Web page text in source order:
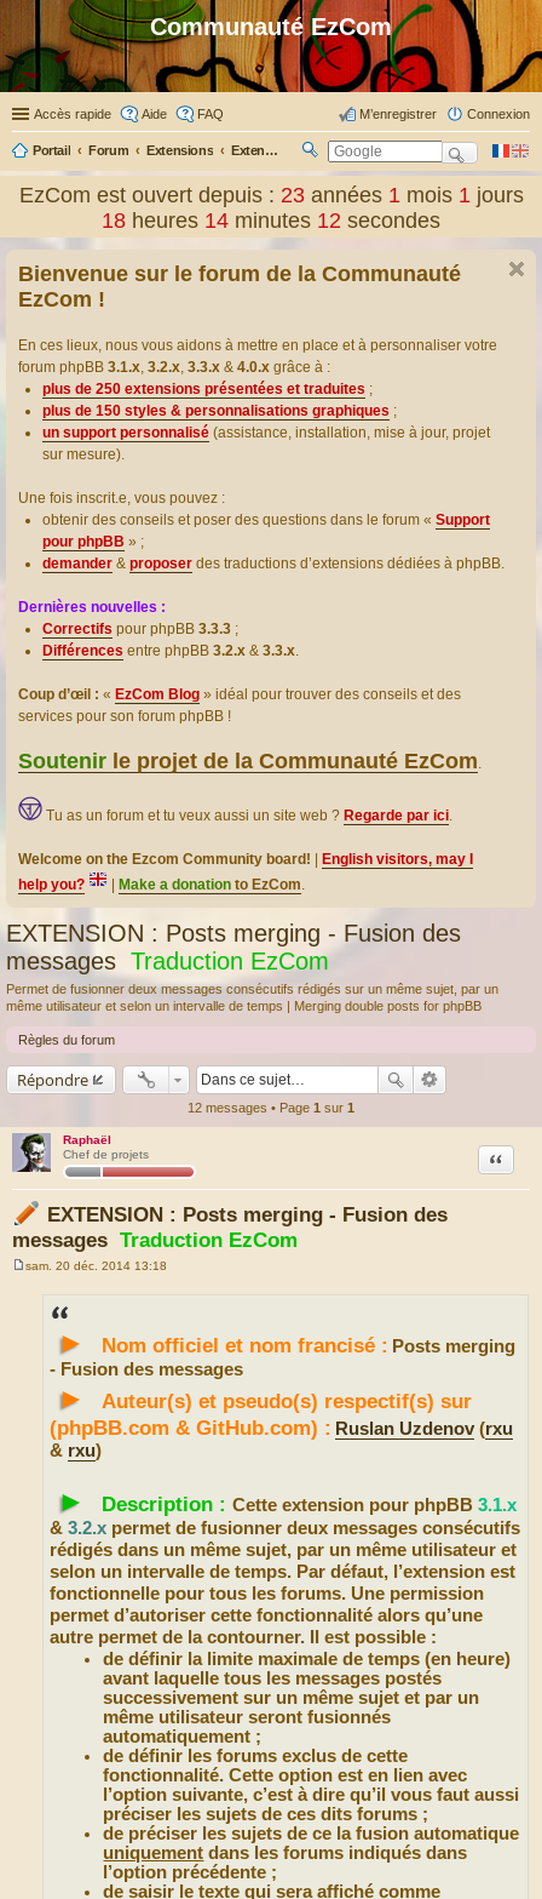
Communauté EzCom
Accès rapide Aide FAQ Connexion
M’enregistrer
Portail Forum Extensions Extensions présentées & traduites
ec
ch
er
EzCom est ouvert depuis : 23 années1 mois1 jours
18 heures 14 minutes 13 secondes
Bienvenue sur le forum de la Communauté
EzCom !
En ces lieux, nous vous aidons à mettre en place et à personnaliser votre
forum phpBB 3.1.x, 3.2.x, 3.3.x & 4.0.x grâce à :
plus de 250 extensions présentées et traduites ;
plus de 150 styles & personnalisations graphiques ;
un support personnalisé (assistance, installation, mise à jour, projet
sur mesure).
Une fois inscrit.e, vous pouvez :
obtenir des conseils et poser des questions dans le forum « Support
pour phpBB » ;
demander & proposer des traductions d’extensions dédiées à phpBB.
Dernières nouvelles :
Correctifs pour phpBB 3.3.3 ;
Différences entre phpBB 3.2.x & 3.3.x.
Coup d’œil : « EzCom Blog » idéal pour trouver des conseils et des
services pour son forum phpBB !
Soutenir le projet de la Communauté EzCom.
Tu as un forum et tu veux aussi un site web ? Regarde par ici.
Welcome on the Ezcom Community board!
English visitors, may I
help you?
Make a donation to EzCom.
EXTENSION : Posts merging - Fusion des
messages Traduction EzCom
Permet de fusionner deux messages consécutifs rédigés sur un même sujet, par un
même utilisateur et selon un intervalle de temps | Merging double posts for phpBB
Règles du forum
Répondre
12 messages • Page 1 sur 1
Raphaël
Chef de projets
EXTENSION : Posts merging - Fusion des
messages Traduction EzCom
Citation
sam. 20 déc. 2014 13:18
► Nom officiel et nom francisé : Posts merging
- Fusion des messages
►
Auteur(s) et pseudo(s) respectif(s) sur
(phpBB.com & GitHub.com) : Ruslan Uzdenov (rxu
& rxu)
► Description : Cette extension pour phpBB 3.1.x
& 3.2.x permet de fusionner deux messages consécutifs
rédigés dans un même sujet, par un même utilisateur et
selon un intervalle de temps. Par défaut, l’extension est
fonctionnelle pour tous les forums. Une permission
permet d’autoriser cette fonctionnalité alors qu’une
autre permet de la contourner. Il est possible :
de définir la limite maximale de temps (en heure)
avant laquelle tous les messages postés
successivement sur un même sujet et par un
même utilisateur seront fusionnés
automatiquement ;
de définir les forums exclus de cette
fonctionnalité. Cette option est en lien avec
l’option suivante, c’est à dire qu’il vous faut aussi
préciser les sujets de ces dits forums ;
de préciser les sujets de ce la fusion automatique
uniquement dans les forums indiqués dans
l’option précédente ;
de saisir le texte qui sera affiché comme